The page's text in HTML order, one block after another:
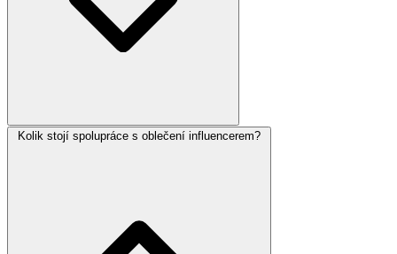
Kolik stojí spolupráce s oblečení influencerem?